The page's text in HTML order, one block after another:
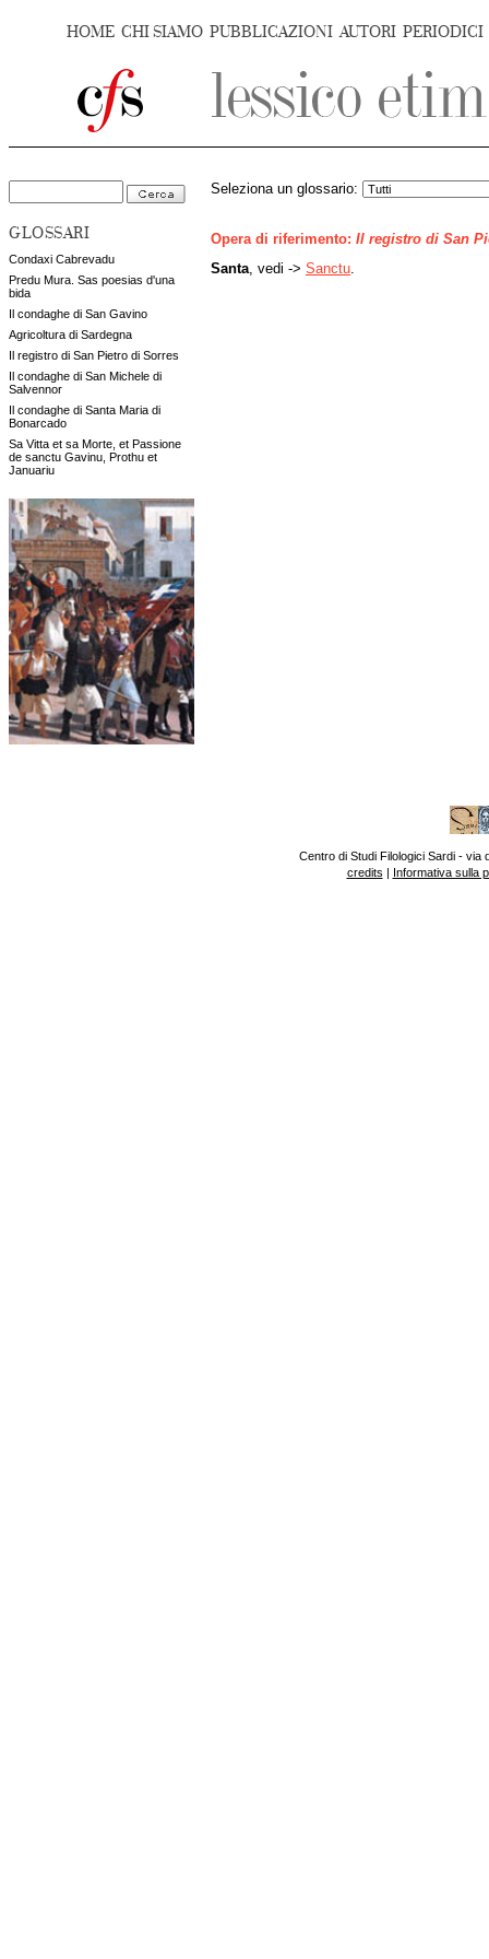
HOME CHI SIAMO PUBBLICAZIONI AUTORI PERIODICI
GLOSSARI
Condaxi Cabrevadu
Predu Mura. Sas poesias d'una
bida
Il condaghe di San Gavino
Agricoltura di Sardegna
Il registro di San Pietro di Sorres
Il condaghe di San Michele di
Salvennor
Il condaghe di Santa Maria di
Bonarcado
Sa Vitta et sa Morte, et Passione
de sanctu Gavinu, Prothu et
Januariu
Seleziona un glossario:
Opera di riferimento: Il registro di San
Santa , vedi -> Sanctu
Centro di Studi Filologici Sardi - via
credits | Informativa sulla